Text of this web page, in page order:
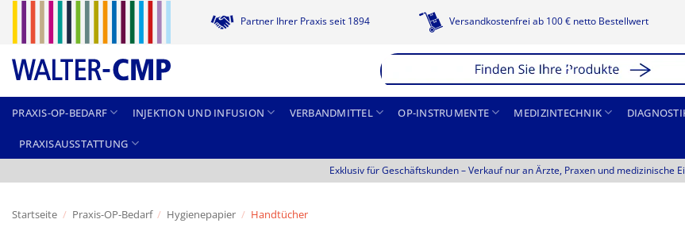
springen
Partner Ihrer Praxis seit 1894 Versandkostenfrei ab 100 € netto Bestellwert
PRAXIS-OP-BEDARF INJEKTION UND INFUSION VERBANDMITTEL OP-INSTRUMENTE MEDIZINTECHNIK
PRAXISAUSSTATTUNG
Exklusiv für Geschäftskunden –Verkauf nur an Ärzte, Praxen und medizinische
Startseite / Praxis-OP-Bedarf / Hygienepapier / Handtücher